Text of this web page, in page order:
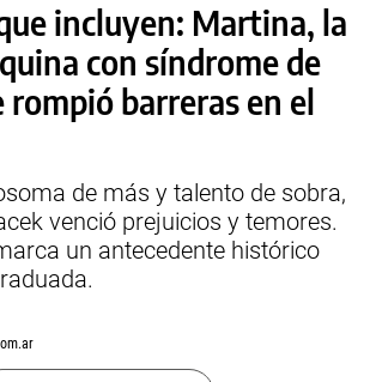
incluyen: Martina, la
con síndrome de
barreras en el
de más y talento de sobra,
venció prejuicios y temores.
un antecedente histórico